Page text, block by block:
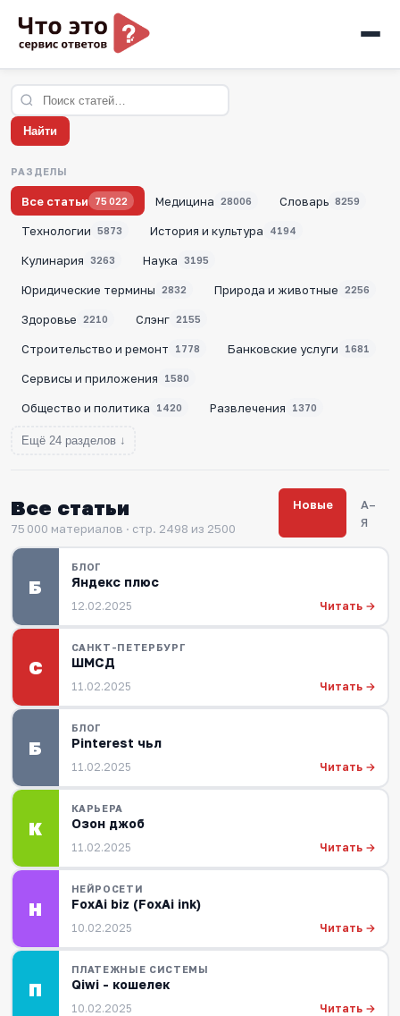
Найти
РАЗДЕЛЫ
Все статьи 75 022 Медицина 28006 Словарь 8259
Технологии 5873 История и культура 4194
Кулинария 3263 Наука 3195
Юридические термины 2832 Природа и животные 2256
Здоровье 2210 Слэнг 2155
Строительство и ремонт 1778 Банковские услуги 1681
Сервисы и приложения 1580
Общество и политика 1420 Развлечения 1370
Ещё 24 разделов ↓
Все статьи
75 000 материалов · стр. 2498 из 2500
Новые
А–
Я
Б
БЛОГ
Яндекс плюс
12.02.2025 Читать →
С
САНКТ-ПЕТЕРБУРГ
ШМСД
11.02.2025 Читать →
Б
БЛОГ
Pinterest чьл
11.02.2025 Читать →
К
КАРЬЕРА
Озон джоб
11.02.2025 Читать →
Н
НЕЙРОСЕТИ
FoxAi biz (FoxAi ink)
10.02.2025 Читать →
П
ПЛАТЕЖНЫЕ СИСТЕМЫ
Qiwi - кошелек
10.02.2025 Читать →